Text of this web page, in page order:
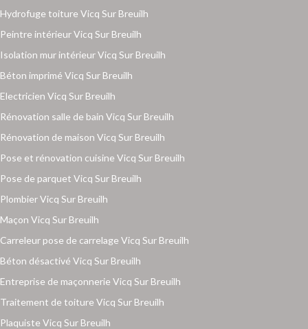
Hydrofuge toiture Vicq Sur Breuilh
Peintre intérieur Vicq Sur Breuilh
Isolation mur intérieur Vicq Sur Breuilh
Béton imprimé Vicq Sur Breuilh
Electricien Vicq Sur Breuilh
Rénovation salle de bain Vicq Sur Breuilh
Rénovation de maison Vicq Sur Breuilh
Pose et rénovation cuisine Vicq Sur Breuilh
Pose de parquet Vicq Sur Breuilh
Plombier Vicq Sur Breuilh
Maçon Vicq Sur Breuilh
Carreleur pose de carrelage Vicq Sur Breuilh
Béton désactivé Vicq Sur Breuilh
Entreprise de maçonnerie Vicq Sur Breuilh
Traitement de toiture Vicq Sur Breuilh
Plaquiste Vicq Sur Breuilh